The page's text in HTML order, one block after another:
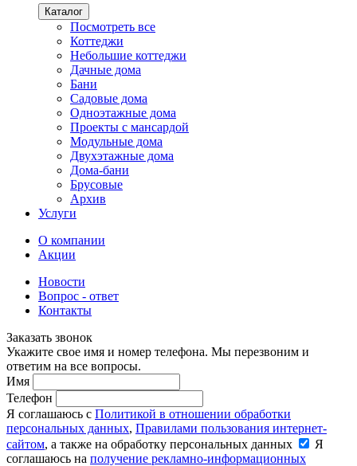
Каталог
Посмотреть все
Коттеджи
Небольшие коттеджи
Дачные дома
Бани
Садовые дома
Одноэтажные дома
Проекты с мансардой
Модульные дома
Двухэтажные дома
Дома-бани
Брусовые
Архив
Услуги
О компании
Акции
Новости
Вопрос - ответ
Контакты
Заказать звонок
Укажите свое имя и номер телефона. Мы перезвоним и
ответим на все вопросы.
Имя
Телефон
Я соглашаюсь с Политикой в отношении обработки
персональных данных, Правилами пользования интернет-
сайтом, а также на обработку персональных данных
Я
соглашаюсь на получение рекламно-информационных